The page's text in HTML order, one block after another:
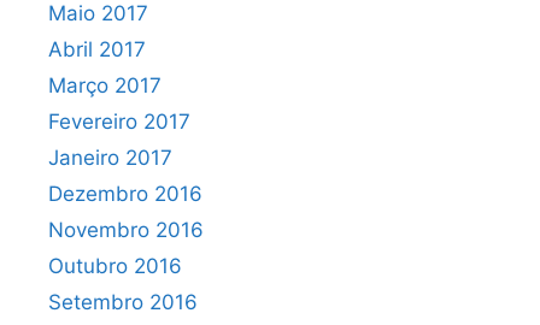
Maio 2017
Abril 2017
Março 2017
Fevereiro 2017
Janeiro 2017
Dezembro 2016
Novembro 2016
Outubro 2016
Setembro 2016